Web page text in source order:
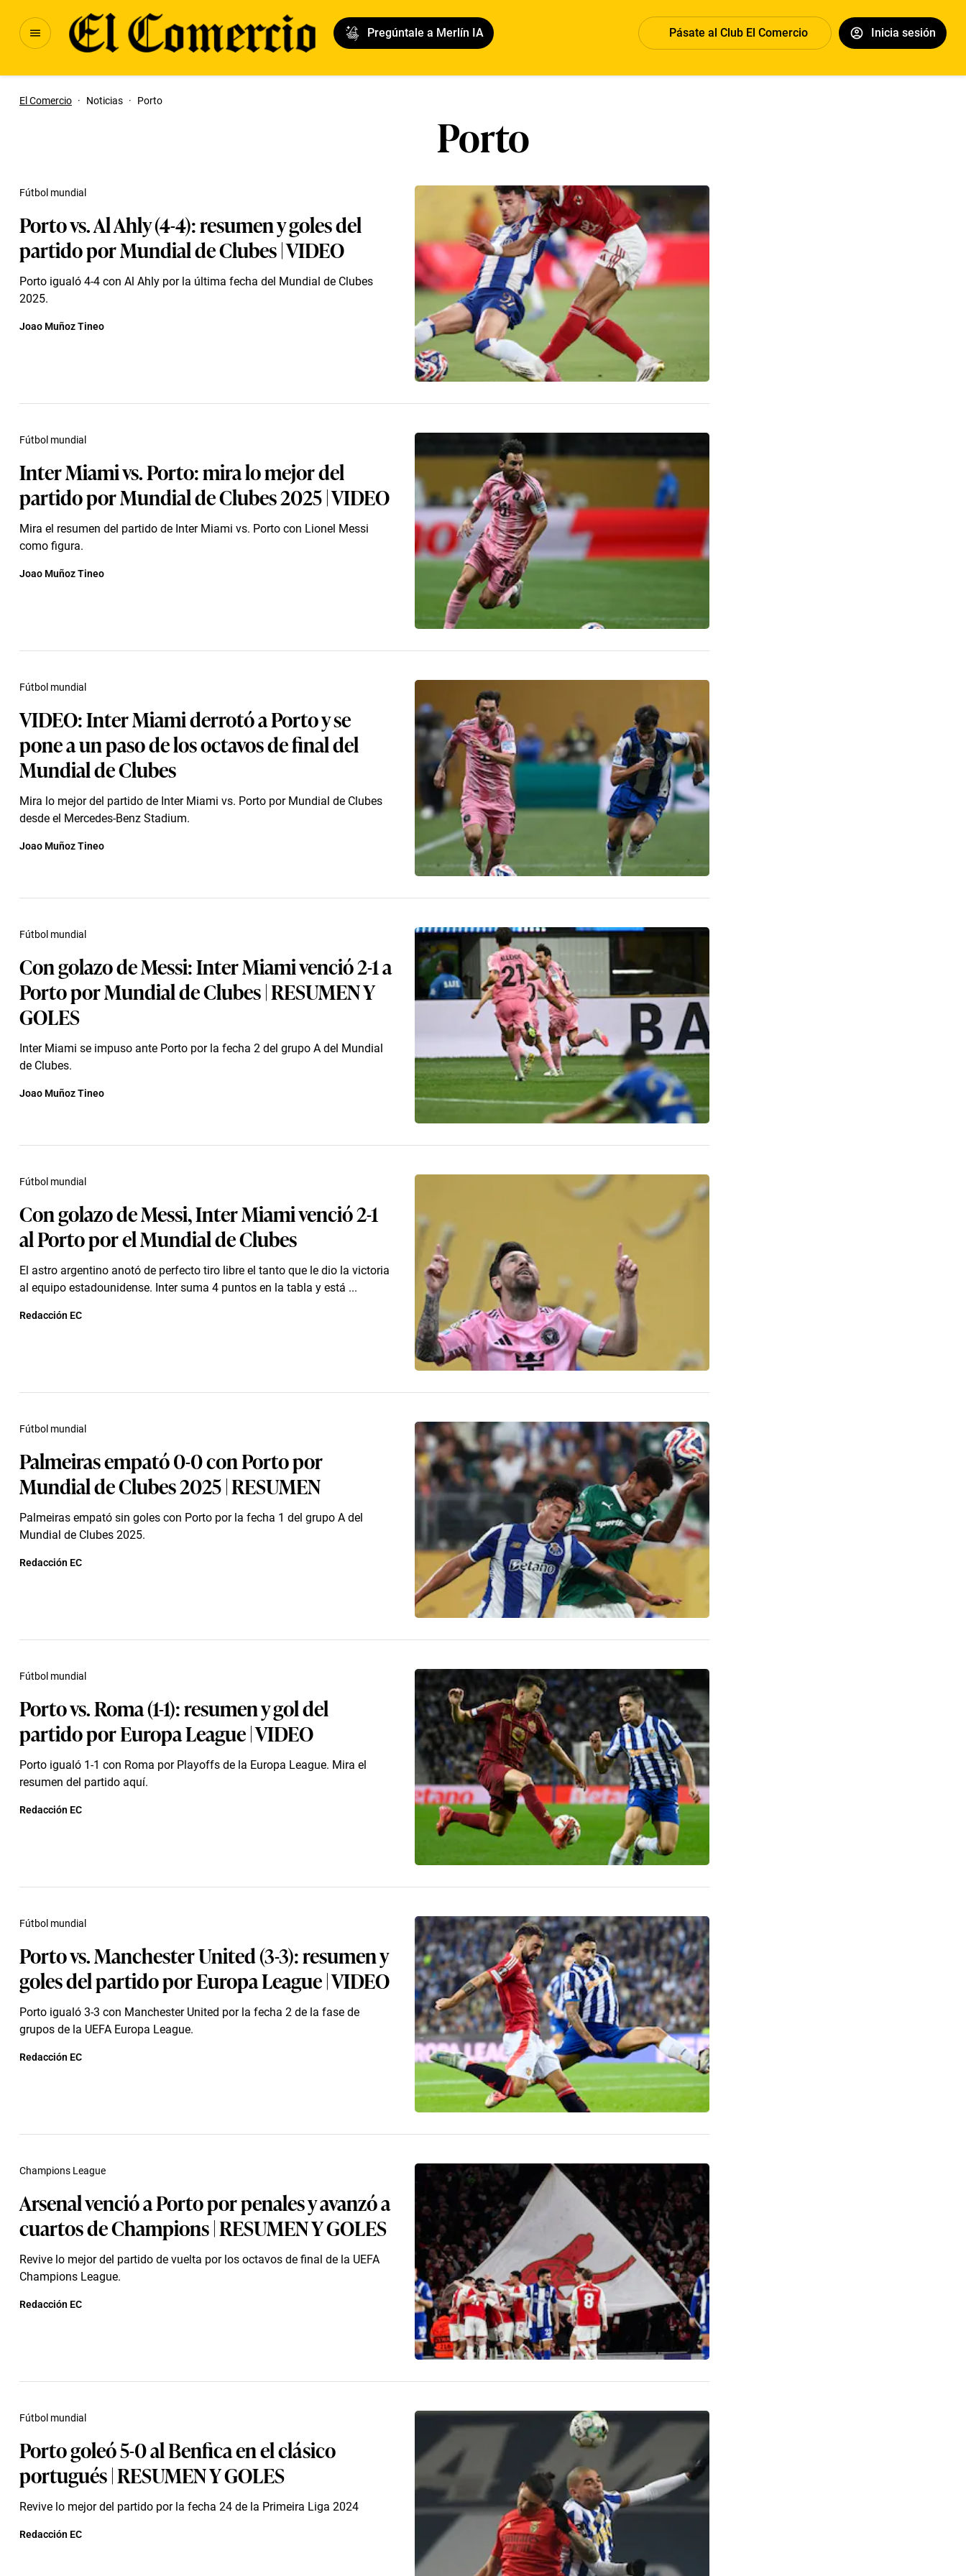
Pregúntale a Merlín IA Pásate al Club El Comercio Inicia sesión
El Comercio · Noticias · Porto
Porto
Porto vs. Al Ahly (4-4): resumen y goles del
partido por Mundial de Clubes | VIDEO
Porto igualó 4-4 con Al Ahly por la última fecha del Mundial de Clubes
2025.
Fútbol mundial
Joao Muñoz Tineo
Inter Miami vs. Porto: mira lo mejor del
partido por Mundial de Clubes 2025 | VIDEO
Mira el resumen del partido de Inter Miami vs. Porto con Lionel Messi
como figura.
Fútbol mundial
Joao Muñoz Tineo
VIDEO: Inter Miami derrotó a Porto y se
pone a un paso de los octavos de final del
Mundial de Clubes
Mira lo mejor del partido de Inter Miami vs. Porto por Mundial de Clubes
desde el Mercedes-Benz Stadium.
Fútbol mundial
Joao Muñoz Tineo
Con golazo de Messi: Inter Miami venció 2-1 a
Porto por Mundial de Clubes | RESUMEN Y
GOLES
Inter Miami se impuso ante Porto por la fecha 2 del grupo A del Mundial
de Clubes.
Fútbol mundial
Joao Muñoz Tineo
Con golazo de Messi, Inter Miami venció 2-1
al Porto por el Mundial de Clubes
El astro argentino anotó de perfecto tiro libre el tanto que le dio la victoria
al equipo estadounidense. Inter suma 4 puntos en la tabla y está ...
Fútbol mundial
Redacción EC
Palmeiras empató 0-0 con Porto por
Mundial de Clubes 2025 | RESUMEN
Palmeiras empató sin goles con Porto por la fecha 1 del grupo A del
Mundial de Clubes 2025.
Fútbol mundial
Redacción EC
Porto vs. Roma (1-1): resumen y gol del
partido por Europa League | VIDEO
Porto igualó 1-1 con Roma por Playoffs de la Europa League. Mira el
resumen del partido aquí.
Fútbol mundial
Redacción EC
Porto vs. Manchester United (3-3): resumen y
goles del partido por Europa League | VIDEO
Porto igualó 3-3 con Manchester United por la fecha 2 de la fase de
grupos de la UEFA Europa League.
Fútbol mundial
Redacción EC
Arsenal venció a Porto por penales y avanzó a
cuartos de Champions | RESUMEN Y GOLES
Revive lo mejor del partido de vuelta por los octavos de final de la UEFA
Champions League.
Champions League
Redacción EC
Porto goleó 5-0 al Benfica en el clásico
portugués | RESUMEN Y GOLES
Revive lo mejor del partido por la fecha 24 de la Primeira Liga 2024
Fútbol mundial
Redacción EC